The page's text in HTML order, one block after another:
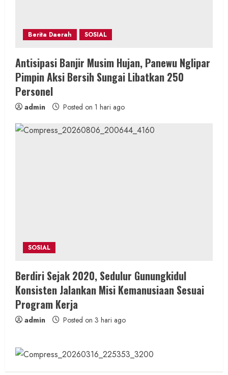
Berita Daerah SOSIAL
Antisipasi Banjir Musim Hujan, Panewu Nglipar
Pimpin Aksi Bersih Sungai Libatkan 250
Personel
admin Posted on 1 hari ago
SOSIAL
Berdiri Sejak 2020, Sedulur Gunungkidul
Konsisten Jalankan Misi Kemanusiaan Sesuai
Program Kerja
admin Posted on 3 hari ago